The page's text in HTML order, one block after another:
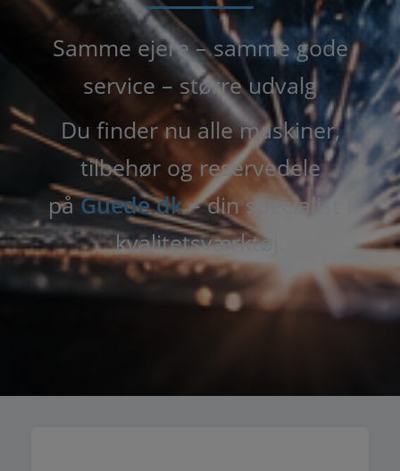
Samme ejere – samme gode
service – større udvalg
Du finder nu alle maskiner,
tilbehør og reservedele
påGuede.dk– din specialist i
kvalitetsværktøj.